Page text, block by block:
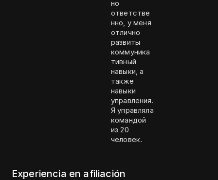
но
ответстве
нно, у меня
отлично
развиты
коммуника
тивный
навыки, а
также
навыки
управления.
Я управляла
командой
из 20
человек.
Experiencia en afiliación